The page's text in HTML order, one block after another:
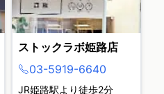
ストックラボ姫路店
03-5919-6640
JR姫路駅より徒歩2分